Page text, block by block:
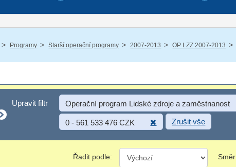
/ Programy / Starší operační programy / 2007-2013 / OP LZZ 2007-2013 /
Upravit filtr
Upravit filtr Operační program Lidské zdroje a zaměstnanost
0 - 561 533 476 CZK Zrušit vše
Řadit podle: Směr